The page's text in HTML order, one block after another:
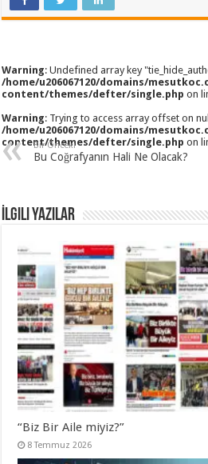
Warning: Undefined array key
/home/u206067120/domains/
content/themes/defter/single.php on
Warning: Trying to access array offset on
/home/u206067120/domains/
content/themes/defter/single.php on
Bir Önceki
Bu Coğrafyanın Hali Ne Olacak?
İlgili Yazılar
“Biz Bir Aile miyiz?”
8 Temmuz 2026